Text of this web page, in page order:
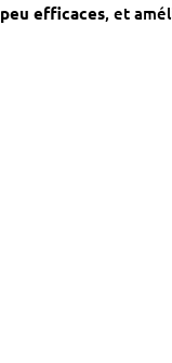
peu efficaces, et